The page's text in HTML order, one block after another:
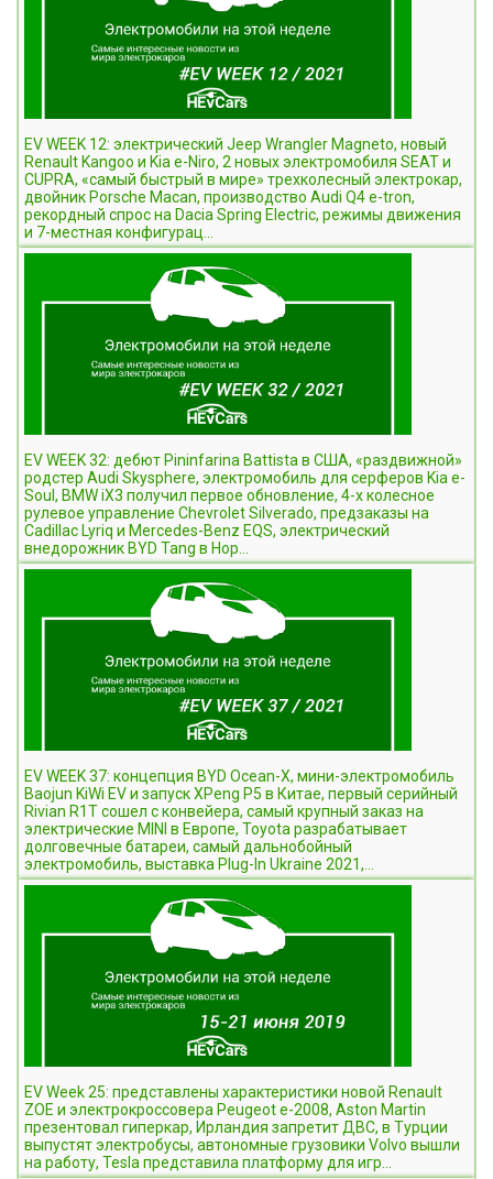
EV WEEK 12: электрический Jeep Wrangler Magneto, новый
Renault Kangoo и Kia e-Niro, 2 новых электромобиля SEAT и
CUPRA, «самый быстрый в мире» трехколесный электрокар,
двойник Porsche Macan, производство Audi Q4 e-tron,
рекордный спрос на Dacia Spring Electric, режимы движения
и 7-местная конфигурац...
EV WEEK 32: дебют Pininfarina Battista в США, «раздвижной»
родстер Audi Skysphere, электромобиль для серферов Kia e-
Soul, BMW iX3 получил первое обновление, 4-х колесное
рулевое управление Chevrolet Silverado, предзаказы на
Cadillac Lyriq и Mercedes-Benz EQS, электрический
внедорожник BYD Tang в Нор...
EV WEEK 37: концепция BYD Ocean-X, мини-электромобиль
Baojun KiWi EV и запуск XPeng P5 в Китае, первый серийный
Rivian R1T сошел с конвейера, самый крупный заказ на
электрические MINI в Европе, Toyota разрабатывает
долговечные батареи, самый дальнобойный
электромобиль, выставка Plug-In Ukraine 2021,...
EV Week 25: представлены характеристики новой Renault
ZOE и электрокроссовера Peugeot e-2008, Aston Martin
презентовал гиперкар, Ирландия запретит ДВС, в Турции
выпустят электробусы, автономные грузовики Volvo вышли
на работу, Tesla представила платформу для игр...